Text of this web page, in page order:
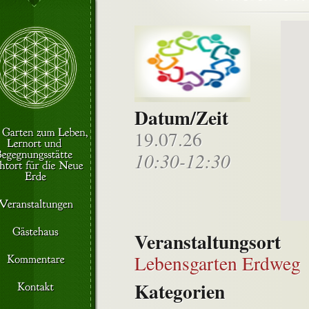
Datum/Zeit
19.07.26
10:30-12:30
Veranstaltungsort
Lebensgarten Erdweg
Kategorien